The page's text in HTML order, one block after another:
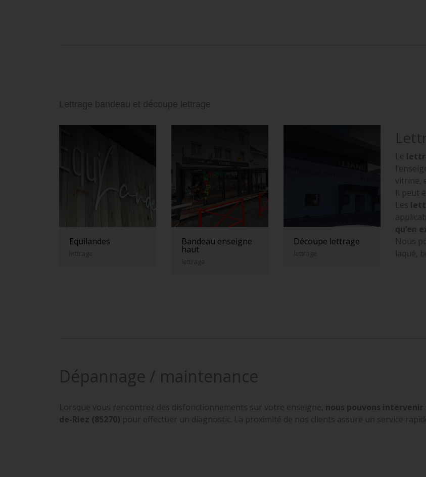
Lettrage bandeau et découpe lettrage
Equilandes
lettrage
Bandeau enseigne
haut
lettrage
Découpe lettrage
lettrage
Le
vitrine,
Il peut
Les
qu’en
Nous
laqué,
Dépannage / maintenance
Lorsque vous rencontrez des disfonctionnements sur votre enseigne, nous pouvons
de-Riez (85270) pour effectuer un diagnostic. La proximité de nos clients assure un service